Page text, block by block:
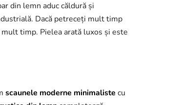
din lemn aduc căldură și
Dacă petreceți mult timp
timp. Pielea arată luxos și este
scaunele moderne minimaliste cu